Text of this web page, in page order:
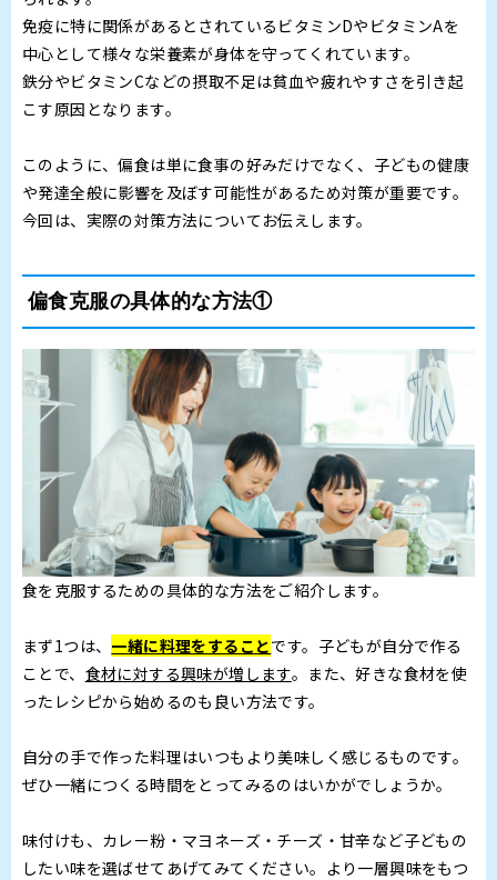
免疫に特に関係があるとされているビタミンDやビタミンAを
中心として様々な栄養素が身体を守ってくれています。
鉄分やビタミンCなどの摂取不足は貧血や疲れやすさを引き起
こす原因となります。
このように、偏食は単に食事の好みだけでなく、子どもの健康
や発達全般に影響を及ぼす可能性があるため対策が重要です。
今回は、実際の対策方法についてお伝えします。
偏食克服の具体的な方法①
食を克服するための具体的な方法をご紹介します。
まず1つは、 一緒に料理をすることです。子どもが自分で作る
ことで、 食材に対する興味が増します。また、好きな食材を使
ったレシピから始めるのも良い方法です。
自分の手で作った料理はいつもより美味しく感じるものです。
ぜひ一緒につくる時間をとってみるのはいかがでしょうか。
味付けも、カレー粉・マヨネーズ・チーズ・甘辛など子どもの
したい味を選ばせてあげてみてください。より一層興味をもつ